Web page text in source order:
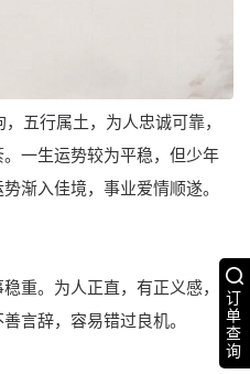
订
单
查
询
五行属土，为人忠诚可靠，
一生运势较为平稳，但少年
渐入佳境，事业爱情顺遂。
重。为人正直，有正义感，
言辞，容易错过良机。